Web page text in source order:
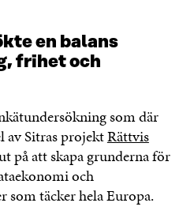
en balans
frihet och
som där
av Sitras projektRättvis
på att skapa grunderna för
och
som täcker hela Europa.